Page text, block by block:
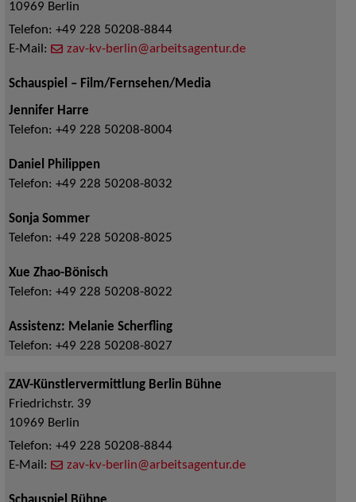
10969 Berlin
Telefon: +49 228 50208-8844
E-Mail:
zav-kv-berlin@arbeitsagentur.de
Schauspiel – Film/Fernsehen/Media
Jennifer Harre
Telefon: +49 228 50208-8004
Daniel Philippen
Telefon: +49 228 50208-8032
Sonja Sommer
Telefon: +49 228 50208-8025
Xue Zhao-Bönisch
Telefon: +49 228 50208-8022
Assistenz: Melanie Scherfling
Telefon: +49 228 50208-8027
ZAV-Künstlervermittlung Berlin Bühne
Friedrichstr. 39
10969 Berlin
Telefon: +49 228 50208-8844
E-Mail:
zav-kv-berlin@arbeitsagentur.de